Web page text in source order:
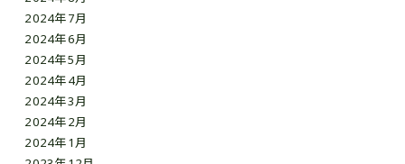
2024年7月
2024年6月
2024年5月
2024年4月
2024年3月
2024年2月
2024年1月